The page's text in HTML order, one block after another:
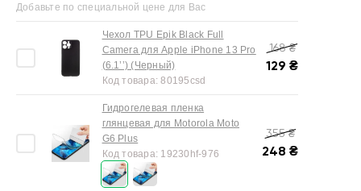
Добавьте по специальной цене для Вас
Чехол TPU Epik Black Full
Camera для Apple iPhone 13 Pro
(6.1’’) (Черный)
Код товара:80195csd
168₴
129 ₴
Гидрогелевая пленка
глянцевая для Motorola Moto
G6 Plus
Код товара: 19230hf-976
355₴
248 ₴